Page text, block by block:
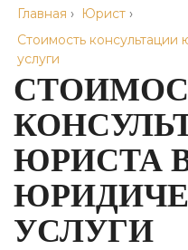
Главная › Юрист ›
Стоимость
услуги
ЮРИСТА
УСЛУГИ